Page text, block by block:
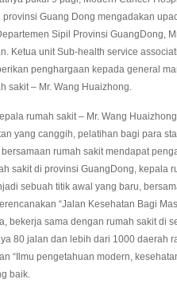
provinsi Guang Dong mengadakan
Sipil Provinsi GuangDong,
Ketua unit Sub-health service
penghargaan kepada general
sakit – Mr. Wang Huaizhong.
rumah sakit – Mr. Wang
yang canggih, pelatihan bagi para
rumah sakit mendapat
sakit di provinsi GuangDong, kepala
sebuah titik awal yang baru,
“Jalan Kesehatan Bagi
bekerja sama dengan rumah sakit di
80 jalan dan lebih dari 1000 daerah
“Ilmu pengetahuan modern,
baik.